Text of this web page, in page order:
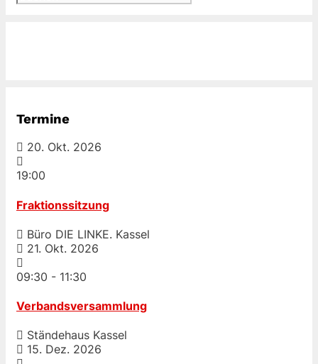
Termine
20. Okt. 2026
19:00
Fraktionssitzung
Büro DIE LINKE. Kassel
21. Okt. 2026
09:30 - 11:30
Verbandsversammlung
Ständehaus Kassel
15. Dez. 2026